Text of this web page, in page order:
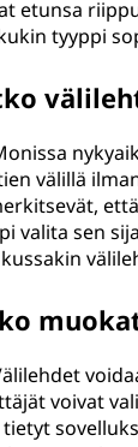
etunsa
tyyppi
välillä
valita sen
voivat
tietyt